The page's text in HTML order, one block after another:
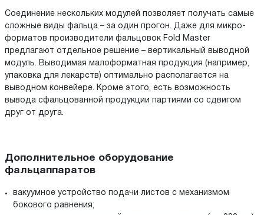
Соединение нескольких модулей позволяет получать самые
сложные виды фальца – за один прогон. Даже для микро-
форматов производители фальцовок Fold Master
предлагают отдельное решение – вертикальный выводной
модуль. Выводимая малоформатная продукция (например,
упаковка для лекарств) оптимально располагается на
выводном конвейере. Кроме этого, есть возможность
вывода сфальцованной продукции партиями со сдвигом
друг от друга.
Дополнительное оборудование
фальцаппаратов
вакуумное устройство подачи листов с механизмом
бокового равнения;